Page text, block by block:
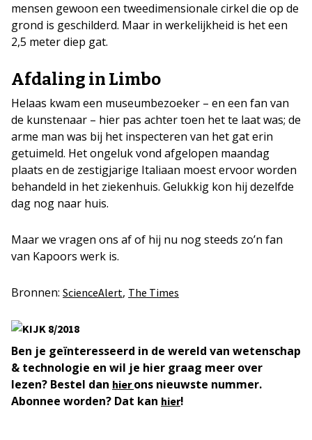
mensen gewoon een tweedimensionale cirkel die op de
grond is geschilderd. Maar in werkelijkheid is het een
2,5 meter diep gat.
Afdaling in Limbo
Helaas kwam een museumbezoeker – en een fan van
de kunstenaar – hier pas achter toen het te laat was; de
arme man was bij het inspecteren van het gat erin
getuimeld. Het ongeluk vond afgelopen maandag
plaats en de zestigjarige Italiaan moest ervoor worden
behandeld in het ziekenhuis. Gelukkig kon hij dezelfde
dag nog naar huis.
Maar we vragen ons af of hij nu nog steeds zo’n fan
van Kapoors werk is.
Bronnen: ScienceAlert, The Times
Ben je geïnteresseerd in de wereld van wetenschap
& technologie en wil je hier graag meer over
lezen? Bestel dan hierons nieuwste nummer.
Abonnee worden? Dat kan hier!